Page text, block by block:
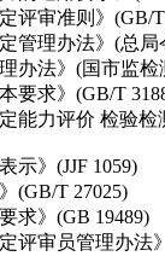
评审准则》(GB/T
管理办法》(总局
办法》(国市监检
要求》(GB/T
能力评价 检验检
示》(JJF 1059)
(GB/T 27025)
求》(GB 19489)
评审员管理办法